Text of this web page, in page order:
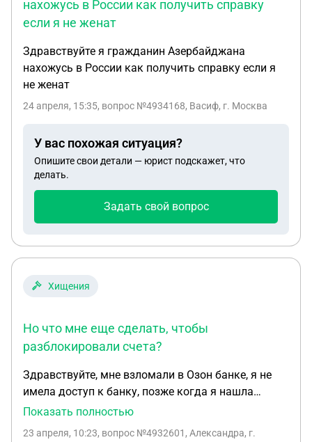
нахожусь в России как получить справку
если я не женат
Здравствуйте я гражданин Азербайджана
нахожусь в России как получить справку если я
не женат
24 апреля, 15:35, вопрос №4934168, Васиф, г. Москва
У вас похожая ситуация?
Опишите свои детали — юрист подскажет, что
делать.
Задать свой вопрос
Хищения
Но что мне еще сделать, чтобы
разблокировали счета?
Здравствуйте, мне взломали в Озон банке, я не
имела доступ к банку, позже когда я нашла
способ зайти в озон банк, увидела неизвестные
Показать полностью
23 апреля, 10:23, вопрос №4932601, Александра, г.